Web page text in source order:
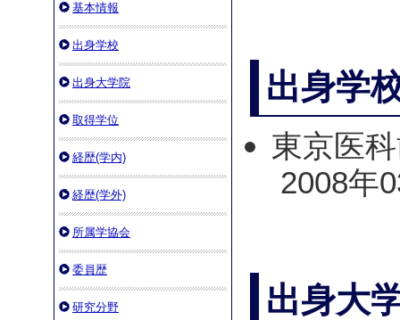
基本情報
出身学校
出身大学院
取得学位
経歴(学内)
経歴(学外)
所属学協会
委員歴
研究分野
出身学
東京医
2008年
出身大